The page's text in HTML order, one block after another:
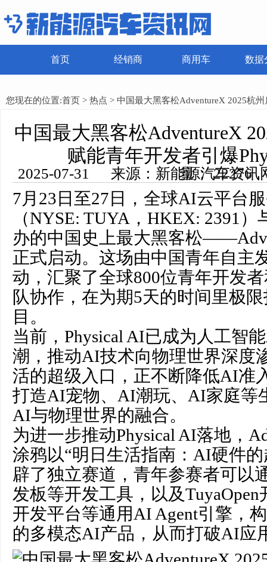
首页 经销商 商用车 数据
您现在的位置:首页 > 热点 > 中国最大黑客松AdventureX 2025杭
AI变革
中国最大黑客松AdventureX
赋能青年开发者引爆
2025-07-31 来源：新能源汽车资讯网 编辑：田田 浏览量： 22276
7月23日至27日，全球AI云平台
（NYSE: TUYA，HKEX: 2391
办的中国史上最大黑客松
正式启动。这场由中国青年自主
动，汇聚了全球800位青年开发
队协作，在为期5天的时间里极
目。
当前，Physical AI已成为人工智
潮，推动AI技术向物理世界深度
活的超级入口，正不断降低AI准
打造AI宠物、AI潮玩、AI家庭等
AI与物理世界的融合。
为进一步推动Physical AI落地，
涂鸦以“明日生活指南：AI硬件
辟了独立赛道，青年参赛者可以
发板等开发工具，以及
开发平台等通用AI Agent引擎，
的多模态AI产品，从而打破AI应